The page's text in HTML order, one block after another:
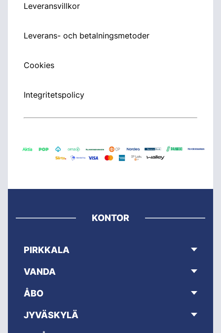
Leveransvillkor
Leverans- och betalningsmetoder
Cookies
Integritetspolicy
KONTOR
PIRKKALA
VANDA
ÅBO
JYVÄSKYLÄ